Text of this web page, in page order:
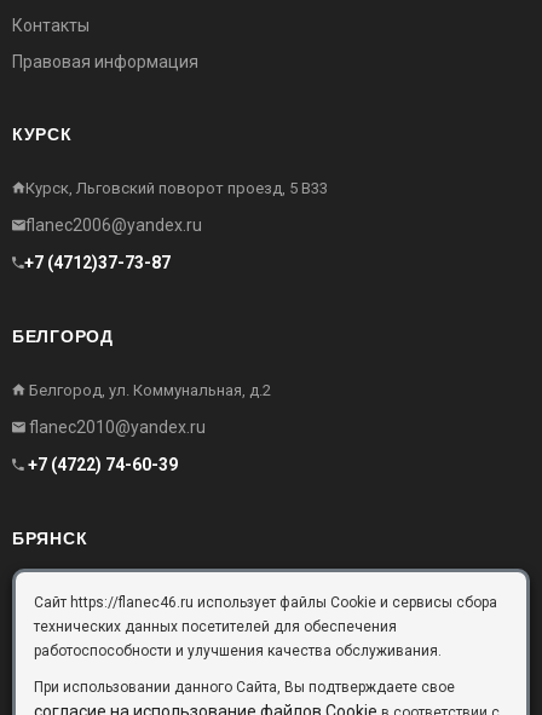
Контакты
Правовая информация
КУРСК
Курск, Льговский поворот проезд, 5 В33
flanec2006@yandex.ru
+7 (4712)37-73-87
БЕЛГОРОД
Белгород, ул. Коммунальная, д.2
flanec2010@yandex.ru
+7 (4722) 74-60-39
БРЯНСК
Брянск, Московский проезд, д.10, офис 3
flanec32@yandex.ru
Сайт https://flanec46.ru использует файлы Cookie и сервисы сбора
технических данных посетителей для обеспечения
работоспособности и улучшения качества обслуживания.
При использовании данного Сайта, Вы подтверждаете свое